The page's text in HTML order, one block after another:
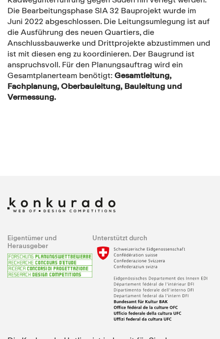
Die Bearbeitungsphase SIA 32 Bauprojekt wurde im
Juni 2022 abgeschlossen. Die Leitungsumlegung ist auf
die Ausführung des neuen Quartiers, die
Anschlussbauwerke und Drittprojekte abzustimmen und
ist mit diesen eng zu koordinieren. Der Baugrund ist
anspruchsvoll. Für den Planungsauftrag wird ein
Gesamtplanerteam benötigt: Gesamtleitung,
Fachplanung, Oberbauleitung, Bauleitung und
Vermessung.
Eigentümer und
Herausgeber
Unterstützt durch